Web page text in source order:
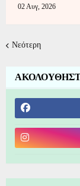
02 Αυγ, 2026
Νεότερη